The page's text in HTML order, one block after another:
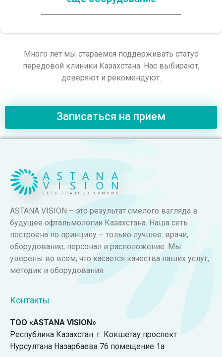
Много лет мы стараемся поддерживать статус
передовой клиники Казахстана. Нас выбирают,
доверяют и рекомендуют.
Записаться на прием
ASTANA VISION – это результат смелого взгляда в
будущее офтальмологии Казахстана. Наша сеть
построена по принципу – только лучшее: врачи,
оборудование, персонал и расположение. Мы
уверены во всем, что касается качества наших услуг,
методик и оборудования.
Контакты
ТОО «ASTANA VISION»
Республика Казахстан. г. Кокшетау проспект
Нурсултана Назарбаева 76 помещение 1а